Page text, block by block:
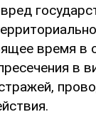
время в
в